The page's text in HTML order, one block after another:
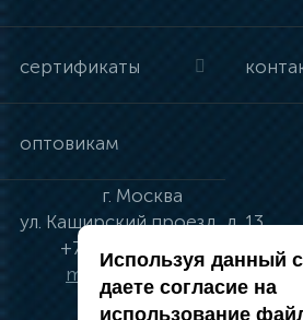
сертификаты
оптовикам
г. Москва
ул. Каширский проезд, д. 13
+7 (495) 134-41-83
moskva@vincci.ru
Используя данный
даете согласие на
использование